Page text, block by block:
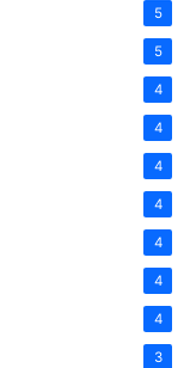
5
5
4
4
4
4
4
4
4
3